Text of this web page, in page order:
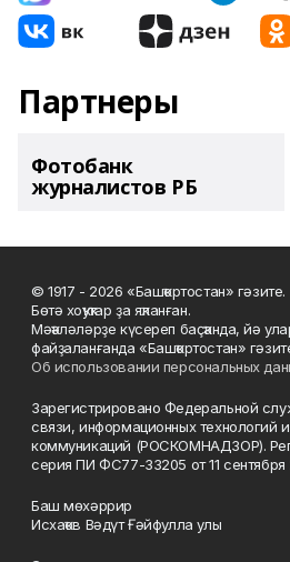
Партнеры
Фотобанк
журналистов РБ
© 1917 - 2026 «Башҡортостан» гәзите.
Бөтә хоҡуҡтар ҙа яҡланған.
Мәҡәләләрҙе күсереп баҫҡанда, йә
файҙаланғанда «Башҡортостан»
Об использовании персональных
Зарегистрировано Федеральной
связи, информационных технологий
коммуникаций (РОСКОМНАДЗОР).
серия ПИ ФС77-33205 от 11 сентября
Баш мөхәррир
Исхаҡов Вәдүт Ғәйфулла улы